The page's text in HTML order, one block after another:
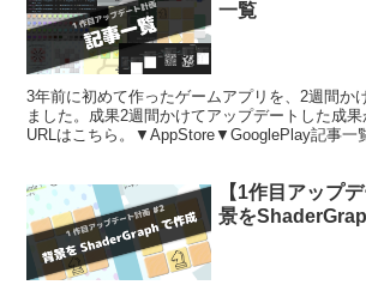
一覧
3年前に初めて作ったゲームアプリを、2週間か
ました。成果2週間かけてアップデートした成
URLはこちら。▼AppStore▼GooglePlay記事一
【1作目アップ
景を